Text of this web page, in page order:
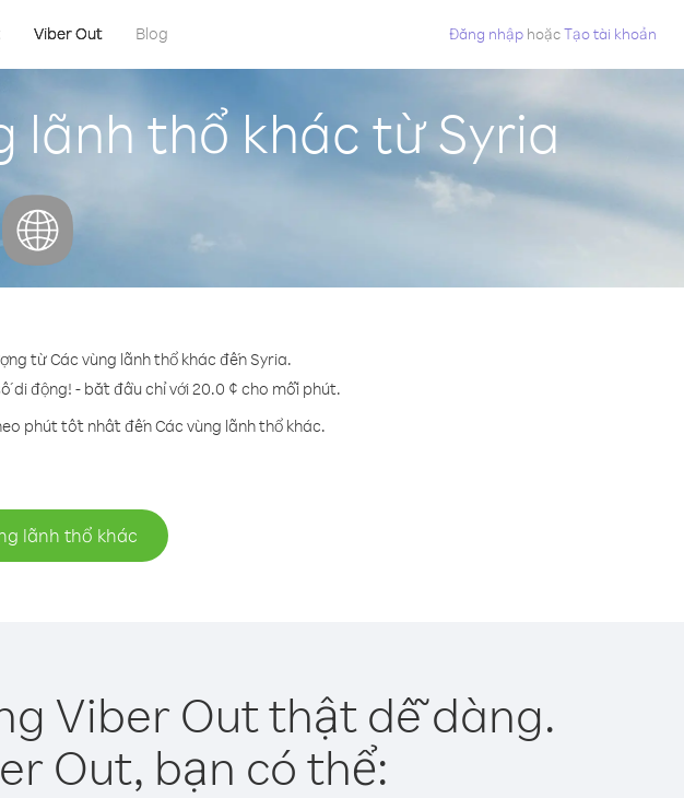
Viber Out Blog Đăng nhập hoặcTạo tài khoản
lãnh thổ khác từ Syria
từ Các vùng lãnh thổ khác đến Syria.
di động! - bắt đầu chỉ với 20.0 ¢ cho mỗi phút.
phút tốt nhất đến Các vùng lãnh thổ khác.
lãnh thổ khác
Viber Out thật dễ dàng.
Out, bạn có thể: